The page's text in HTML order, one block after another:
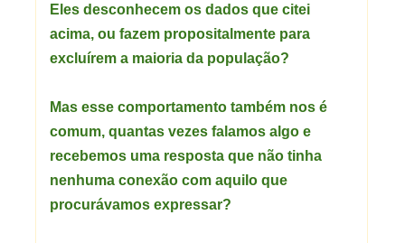
Eles desconhecem os dados que citei
acima, ou fazem propositalmente para
excluírem a maioria da população?
Mas esse comportamento também nos é
comum, quantas vezes falamos algo e
recebemos uma resposta que não tinha
nenhuma conexão com aquilo que
procurávamos expressar?